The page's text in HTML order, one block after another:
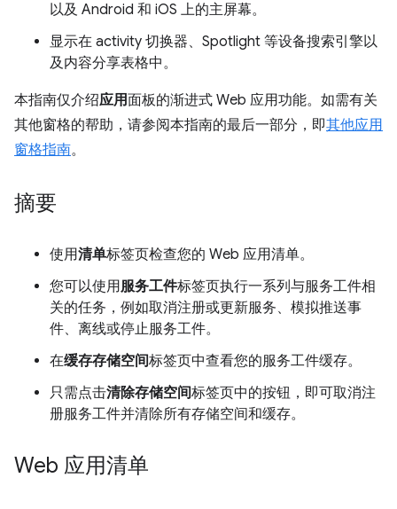
以及 Android 和 iOS 上的主屏幕。
显示在 activity 切换器、Spotlight 等设备搜索引擎以
及内容分享表格中。
本指南仅介绍应用面板的渐进式 Web 应用功能。如需有关
其他窗格的帮助，请参阅本指南的最后一部分，即其他应用
窗格指南。
摘要
使用清单标签页检查您的 Web 应用清单。
您可以使用服务工件标签页执行一系列与服务工件相
关的任务，例如取消注册或更新服务、模拟推送事
件、离线或停止服务工件。
在缓存存储空间标签页中查看您的服务工件缓存。
只需点击清除存储空间标签页中的按钮，即可取消注
册服务工件并清除所有存储空间和缓存。
Web 应用清单